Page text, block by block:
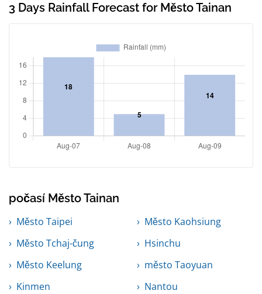
3 Days Rainfall Forecast for Město Tainan
počasí Město Tainan
Město Taipei
Město Kaohsiung
Město Tchaj-čung
Hsinchu
Město Keelung
město Taoyuan
Kinmen
Nantou